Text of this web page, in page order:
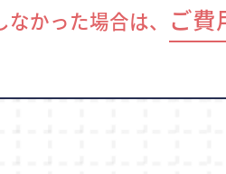
かった場合は、 ご費